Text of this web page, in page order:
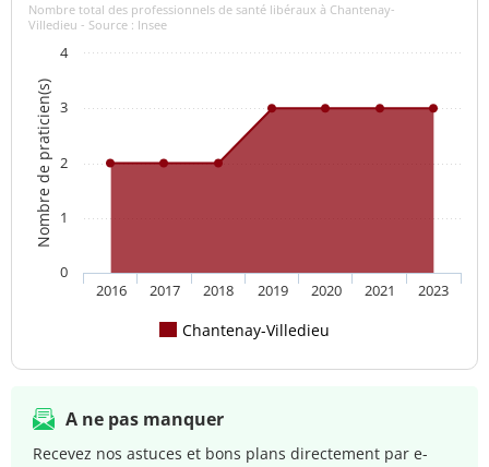
Nombre de praticien(s)
Nombre total des professionnels de santé libéraux à Chantenay-
Villedieu - Source : Insee
Chantenay-Villedieu
2016 2017 2018 2019 2020 2021 2023
0
1
2
3
4
A ne pas manquer
Recevez nos astuces et bons plans directement par e-